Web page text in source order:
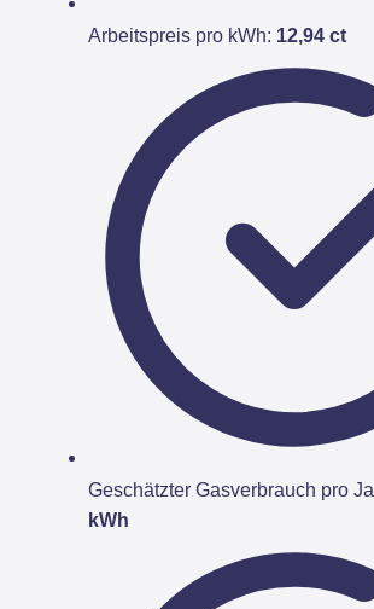
Arbeitspreis pro kWh: 12,94 ct
Geschätzter Gasverbrauch pro
kWh